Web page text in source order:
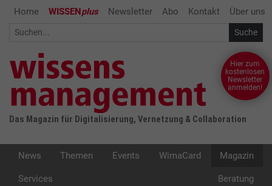
Home WISSENplus Newsletter Abo Kontakt Über uns
Das Magazin für Digitalisierung, Vernetzung & Collaboration
Hier zum
kostenlosen
Newsletter
anmelden!
News Themen Events WimaCard Magazin
Services Beratung